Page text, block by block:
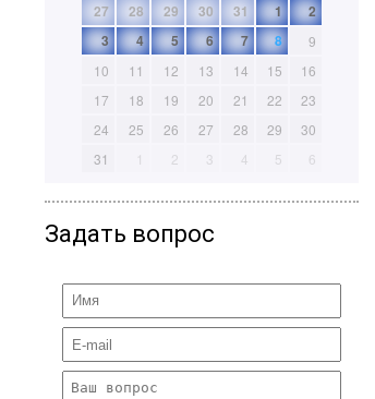
27
28 29 30 31 1
2
3
4 5 6 7 8
9
10
11 12 13 14 15
16
17
18 19 20 21 22
23
24
25 26 27 28 29
30
31
1 2 3 4 5 6
Задать вопрос